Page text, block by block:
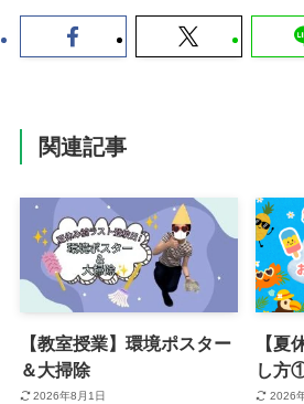
関連記事
【教室授業】環境ポスター
＆大掃除
2026年8月1日
【夏
し方
2026